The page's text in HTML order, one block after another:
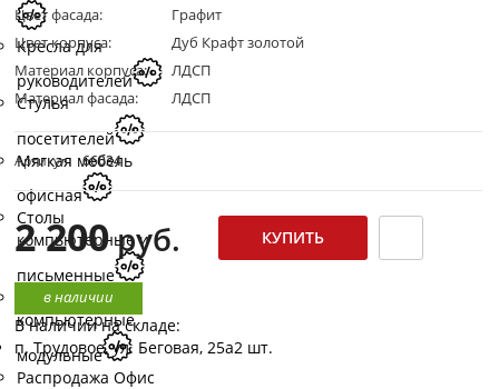
Кресла для
руководителей
Стулья
посетителей
Мягкая мебель
офисная
Столы
компьютерные и
письменные
Столы
компьютерные
модульные
Распродажа Офис
Цвет фасада:
Графит
Цвет корпуса:
Дуб Крафт золотой
Материал корпуса:
ЛДСП
Материал фасада:
ЛДСП
Артикул: 66034
2 200руб.
в наличии
В наличии на складе:
п. Трудовое, ул. Беговая, 25а2 шт.